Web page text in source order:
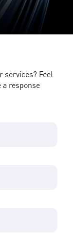
services? Feel
response